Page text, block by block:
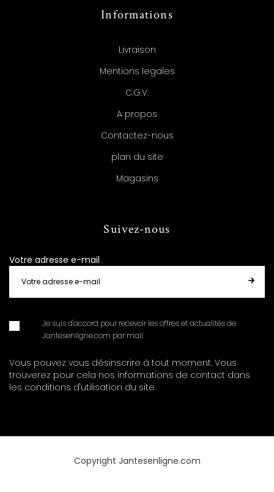
Informations
Livraison
Mentions legales
C.G.V.
A propos
Contactez-nous
plan du site
Magasins
Suivez-nous
Votre adresse e-mail
Je suis d'accord pour recevoir les offres et actualités de
Jantesenligne.com par mail
Vous pouvez vous désinscrire à tout moment. Vous
trouverez pour cela nos informations de contact dans
les conditions d'utilisation du site.
Copyright Jantesenligne.com